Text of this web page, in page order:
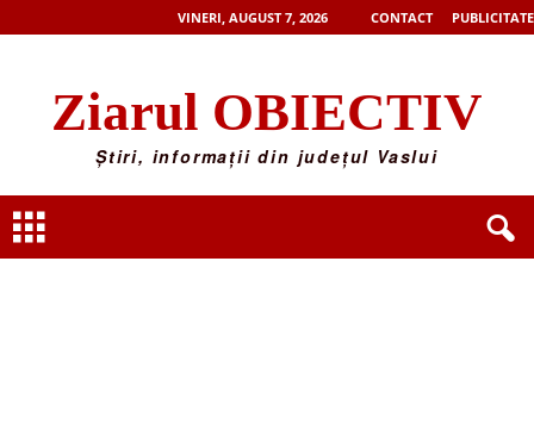
VINERI, AUGUST 7, 2026 CONTACT PUBLICITATE
Ziarul OBIECTIV
Știri, informații din județul Vaslui